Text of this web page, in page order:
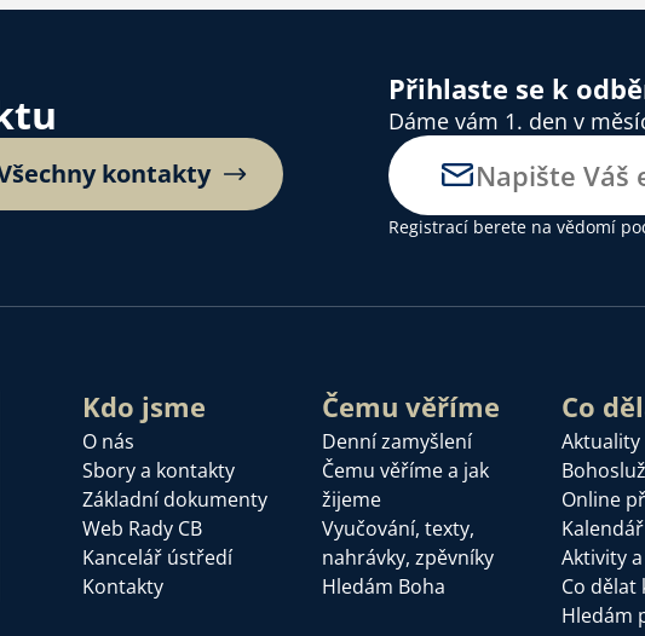
kontakty
Přihlaste se k
Dáme vám 1. den v
Registrací berete na vědomí
Kdo jsme
O nás
Sbory a kontakty
Základní dokumenty
Web Rady CB
Kancelář ústředí
Kontakty
Čemu věříme
Denní zamyšlení
Čemu věříme a jak
žijeme
Vyučování, texty,
nahrávky, zpěvníky
Hledám Boha
Co
Aktuality
Online
Aktivity
Co dělat
Hledám